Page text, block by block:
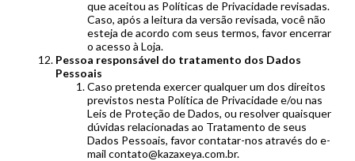
que aceitou as Políticas de Privacidade revisadas.
Caso, após a leitura da versão revisada, você não
esteja de acordo com seus termos, favor encerrar
o acesso à Loja.
Pessoa responsável do tratamento dos Dados
Pessoais
Caso pretenda exercer qualquer um dos direitos
previstos nesta Política de Privacidade e/ou nas
Leis de Proteção de Dados, ou resolver quaisquer
dúvidas relacionadas ao Tratamento de seus
Dados Pessoais, favor contatar-nos através do e-
mail contato@kazaxeya.com.br.